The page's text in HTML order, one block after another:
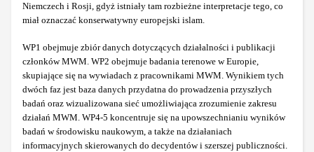
Niemczech i Rosji, gdyż istniały tam rozbieżne interpretacje tego, co
miał oznaczać konserwatywny europejski islam.
WP1 obejmuje zbiór danych dotyczących działalności i publikacji
członków MWM. WP2 obejmuje badania terenowe w Europie,
skupiające się na wywiadach z pracownikami MWM. Wynikiem tych
dwóch faz jest baza danych przydatna do prowadzenia przyszłych
badań oraz wizualizowana sieć umożliwiająca zrozumienie zakresu
działań MWM. WP4-5 koncentruje się na upowszechnianiu wyników
badań w środowisku naukowym, a także na działaniach
informacyjnych skierowanych do decydentów i szerszej publiczności.